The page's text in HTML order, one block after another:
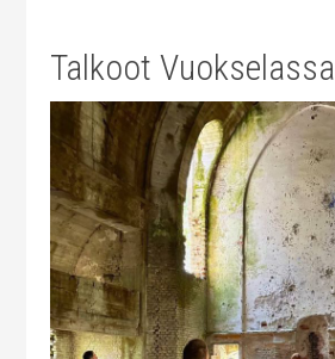
Talkoot Vuokselassa